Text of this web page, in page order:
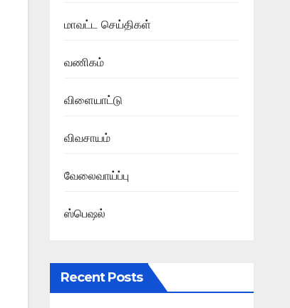
மாவட்ட செய்திகள்
வணிகம்
விளையாட்டு
விவசாயம்
வேலைவாய்ப்பு
ஸ்பெஷல்
Recent Posts